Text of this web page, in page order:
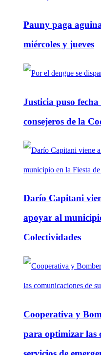
Pauny paga
miércoles y jueves
Justicia puso
consejeros de la
Darío Capitani
apoyar al
Colectividades
Cooperativa y
para optimizar las